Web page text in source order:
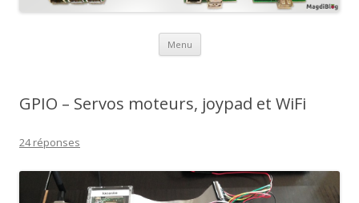
Menu Aller
GPIO – Servos moteurs, joypad et WiFi
24 réponses